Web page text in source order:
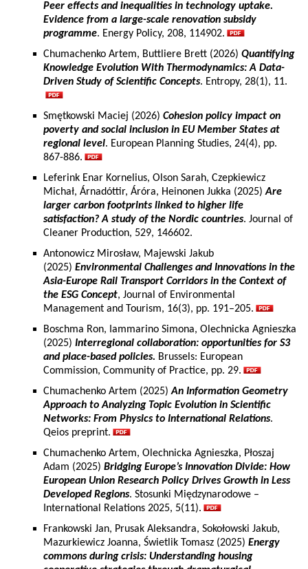
Peer effects and inequalities in technology uptake.
Evidence from a large-scale renovation subsidy
programme. Energy Policy, 208, 114902.
Chumachenko Artem, Buttliere Brett (2026) Quantifying
Knowledge Evolution With Thermodynamics: A Data-
Driven Study of Scientific Concepts. Entropy, 28(1), 11.
Smętkowski Maciej (2026) Cohesion policy impact on
poverty and social inclusion in EU Member States at
regional level. European Planning Studies, 24(4), pp.
867-886.
Leferink Enar Kornelius, Olson Sarah, Czepkiewicz
Michał, Árnadóttir, Áróra, Heinonen Jukka (2025)Are
larger carbon footprints linked to higher life
satisfaction? A study of the Nordic countries. Journal of
Cleaner Production, 529, 146602.
Antonowicz Mirosław, Majewski Jakub
(2025) Environmental Challenges and Innovations in the
Asia-Europe Rail Transport Corridors in the Context of
the ESG Concept, Journal of Environmental
Management and Tourism, 16(3), pp. 191–205.
Boschma Ron, Iammarino Simona, Olechnicka Agnieszka
(2025) Interregional collaboration: opportunities for S3
and place-based policies. Brussels: European
Commission, Community of Practice, pp. 29.
Chumachenko Artem (2025)An Information Geometry
Approach to Analyzing Topic Evolution in Scientific
Networks: From Physics to International Relations.
Qeios preprint.
Chumachenko Artem, Olechnicka Agnieszka, Płoszaj
Adam (2025) Bridging Europe’s Innovation Divide: How
European Union Research Policy Drives Growth in Less
Developed Regions. Stosunki Międzynarodowe –
International Relations 2025, 5(11).
Frankowski Jan, Prusak Aleksandra, Sokołowski Jakub,
Mazurkiewicz Joanna, Świetlik Tomasz (2025) Energy
commons during crisis: Understanding housing